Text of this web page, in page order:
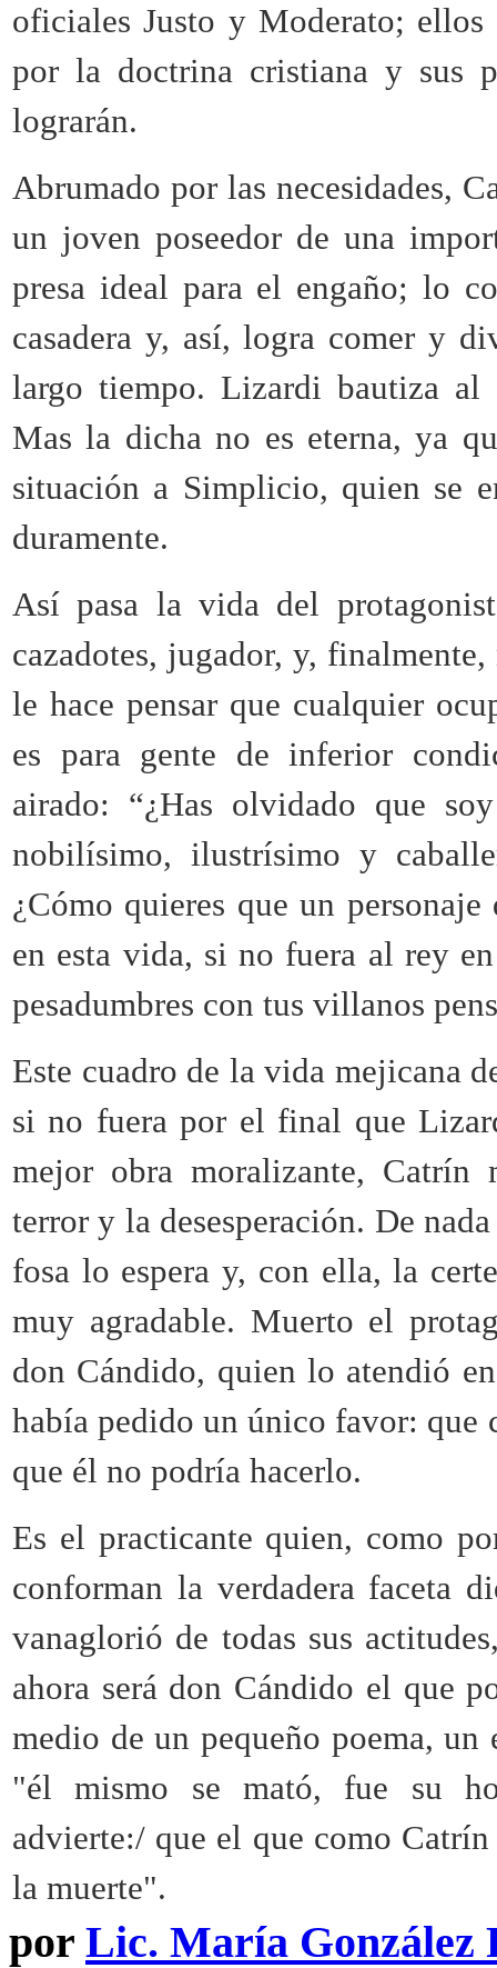
oficiales Justo y Moderato;
por la doctrina cristiana y sus
lograrán.
Abrumado por las necesidades,
un joven poseedor de una
presa ideal para el engaño; lo
casadera y, así, logra comer y
largo tiempo. Lizardi bautiza
Mas la dicha no es eterna, ya
situación a Simplicio, quien se
duramente.
Así pasa la vida del
cazadotes, jugador, y,
le hace pensar que cualquier
es para gente de inferior
airado: “¿Has olvidado que
nobilísimo, ilustrísimo y
¿Cómo quieres que un
en esta vida, si no fuera al rey
pesadumbres con tus villanos
Este cuadro de la vida mejicana
si no fuera por el final que
mejor obra moralizante, Catrín
terror y la desesperación. De
fosa lo espera y, con ella, la
muy agradable. Muerto el
don Cándido, quien lo atendió
había pedido un único favor: que
que él no podría hacerlo.
Es el practicante quien, como
conforman la verdadera faceta
vanaglorió de todas sus
ahora será don Cándido el que
medio de un pequeño poema,
"él mismo se mató, fue su
advierte:/ que el que como
la muerte".
por Lic. María González